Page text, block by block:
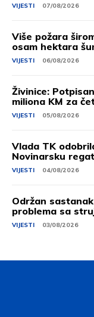
VIJESTI 07/08/2026
Više požara
osam hektara
VIJESTI 06/08/2026
Živinice:
miliona KM za
VIJESTI 05/08/2026
Vlada TK
Novinarsku
VIJESTI 04/08/2026
Održan
problema sa
VIJESTI 03/08/2026